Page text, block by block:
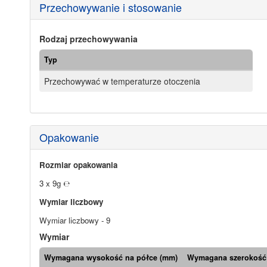
Przechowywanie i stosowanie
Rodzaj przechowywania
Typ
Przechowywać w temperaturze otoczenia
Opakowanie
Rozmiar opakowania
3 x 9g ℮
Wymiar liczbowy
Wymiar liczbowy - 9
Wymiar
Wymagana wysokość na półce (mm) Wymagana